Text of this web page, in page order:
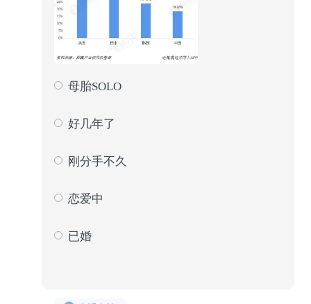
母胎SOLO
好几年了
刚分手不久
恋爱中
已婚